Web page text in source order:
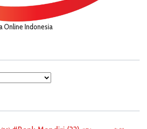
Online Indonesia